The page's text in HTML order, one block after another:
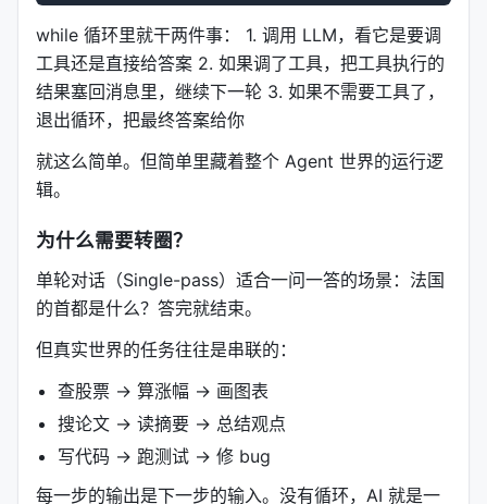
while 循环里就干两件事： 1. 调用 LLM，看它是要调
工具还是直接给答案 2. 如果调了工具，把工具执行的
结果塞回消息里，继续下一轮 3. 如果不需要工具了，
退出循环，把最终答案给你
就这么简单。但简单里藏着整个 Agent 世界的运行逻
辑。
为什么需要转圈？
单轮对话（Single-pass）适合一问一答的场景：法国
的首都是什么？答完就结束。
但真实世界的任务往往是串联的：
查股票 → 算涨幅 → 画图表
搜论文 → 读摘要 → 总结观点
写代码 → 跑测试 → 修 bug
每一步的输出是下一步的输入。没有循环，AI 就是一